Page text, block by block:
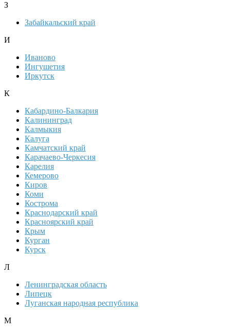
З
Забайкальский край
И
Иваново
Ингушетия
Иркутск
К
Кабардино-Балкария
Калининград
Калмыкия
Калуга
Камчатский край
Карачаево-Черкесия
Карелия
Кемерово
Киров
Коми
Кострома
Краснодарский край
Красноярский край
Крым
Курган
Курск
Л
Ленинградская область
Липецк
Луганская народная республика
М